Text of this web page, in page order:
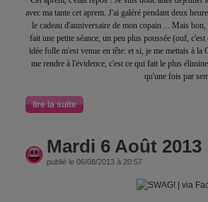
avec ma tante cet aprem. J'ai galéré pendant deux
le cadeau d'anniversaire de mon copain ... Mais
fait une petite séance, un peu plus poussée (ouf,
idée folle m'est venue en tête: et si, je me mettais à
me rendre à l'évidence, c'est ce qui fait le plus
qu'une fois par
lire la suite
Mardi 6 Août 2013
publié le 06/08/2013 à 20:57